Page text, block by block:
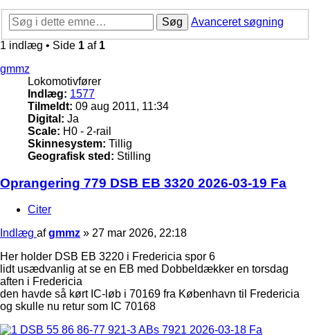
Søg
Avanceret søgning
1 indlæg • Side 1 af 1
gmmz
Lokomotivfører
Indlæg: 1577
Tilmeldt: 09 aug 2011, 11:34
Digital: Ja
Scale: H0 - 2-rail
Skinnesystem: Tillig
Geografisk sted: Stilling
Oprangering 779 DSB EB 3320 2026-03-19 Fa
Citer
Indlæg afgmmz » 27 mar 2026, 22:18
Her holder DSB EB 3220 i Fredericia spor 6
lidt usædvanlig at se en EB med Dobbeldækker en torsdag
aften i Fredericia
den havde så kørt IC-løb i 70169 fra København til Fredericia
og skulle nu retur som IC 70168